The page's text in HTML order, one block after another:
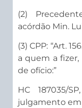
(2)
acórdão Min.
(3) CPP: “Art.
a quem a
de ofício:”
HC 187035/
julgamento em